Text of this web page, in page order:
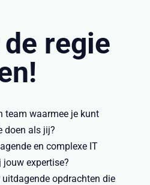
regie
team waarmee je kunt
doen als jij?
en complexe IT
expertise?
opdrachten die